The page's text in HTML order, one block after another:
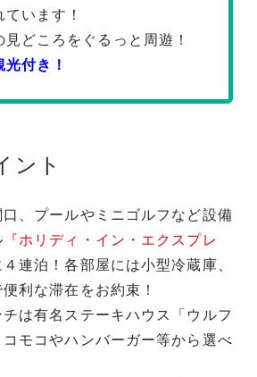
ています！
どころをぐるっと周遊！
光付き！
ント
口、プールやミニゴルフなど設備
『ホリディ・イン・エクスプレ
４連泊！各部屋には小型冷蔵庫、
利な滞在をお約束！
チは有名ステーキハウス「ウルフ
モコやハンバーガー等から選べ